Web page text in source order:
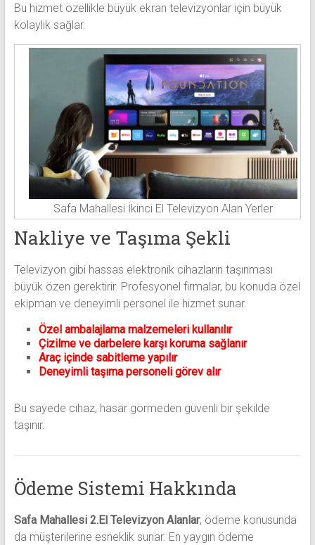
Bu hizmet özellikle büyük ekran televizyonlar için büyük
kolaylık sağlar.
Safa Mahallesi İkinci El Televizyon Alan Yerler
Nakliye ve Taşıma Şekli
Televizyon gibi hassas elektronik cihazların taşınması
büyük özen gerektirir. Profesyonel firmalar, bu konuda özel
ekipman ve deneyimli personel ile hizmet sunar.
Özel ambalajlama malzemeleri kullanılır
Çizilme ve darbelere karşı koruma sağlanır
Araç içinde sabitleme yapılır
Deneyimli taşıma personeli görev alır
Bu sayede cihaz, hasar görmeden güvenli bir şekilde
taşınır.
Ödeme Sistemi Hakkında
Safa Mahallesi 2.El Televizyon Alanlar, ödeme konusunda
da müşterilerine esneklik sunar. En yaygın ödeme